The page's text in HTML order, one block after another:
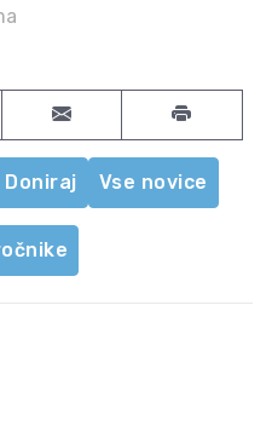
on TwitterShare by email
Doniraj Vse novice